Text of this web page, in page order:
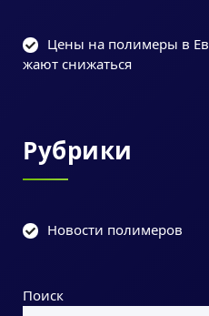
Цены на полимеры в
жают снижаться
Рубрики
Новости полимеров
Поиск